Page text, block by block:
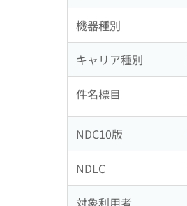
機器種別
キャリア種別
件名標目
NDC10版
NDLC
対象利用者